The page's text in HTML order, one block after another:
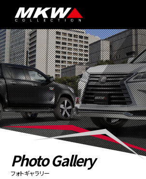
WHAT'S NEW
WHEEL LINEUP
OTHER PRODUCT
PHOTO GALLERY
PRIVACY POLICY
Photo Gallery
フォトギャラリー